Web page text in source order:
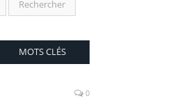
MOTS CLÉS
0